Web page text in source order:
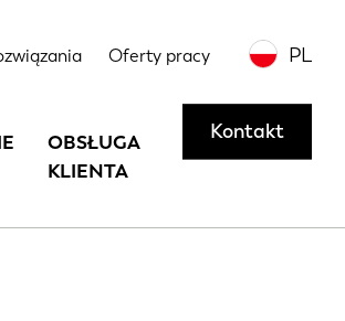
Oferty pracy PL
OBSŁUGA
KLIENTA
Kontakt